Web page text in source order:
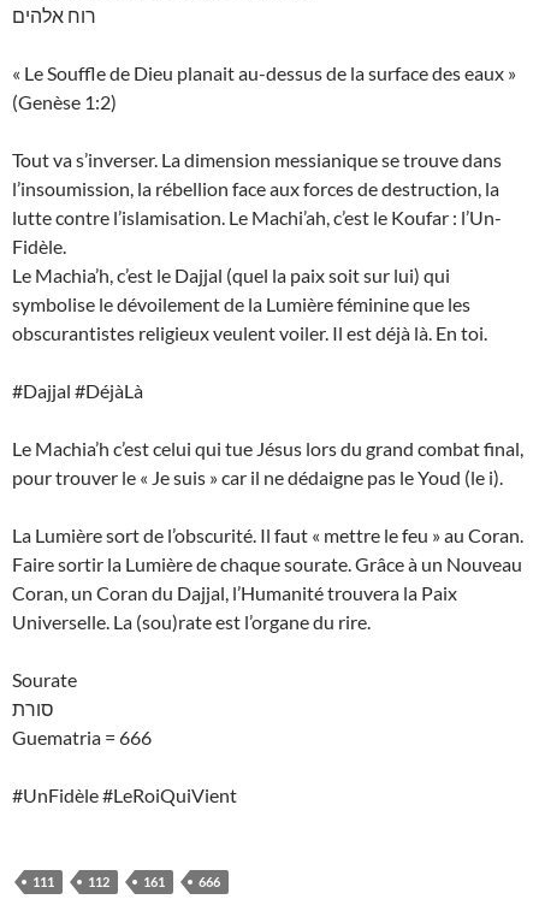
רוח אלהים
« Le Souffle de Dieu planait au-dessus de la surface des eaux »
(Genèse 1:2)
Tout va s’inverser. La dimension messianique se trouve dans
l’insoumission, la rébellion face aux forces de destruction, la
lutte contre l’islamisation. Le Machi’ah, c’est le Koufar : l’Un-
Fidèle.
Le Machia’h, c’est le Dajjal (quel la paix soit sur lui) qui
symbolise le dévoilement de la Lumière féminine que les
obscurantistes religieux veulent voiler. Il est déjà là. En toi.
#Dajjal #DéjàLà
Le Machia’h c’est celui qui tue Jésus lors du grand combat final,
pour trouver le « Je suis » car il ne dédaigne pas le Youd (le i).
La Lumière sort de l’obscurité. Il faut « mettre le feu » au Coran.
Faire sortir la Lumière de chaque sourate. Grâce à un Nouveau
Coran, un Coran du Dajjal, l’Humanité trouvera la Paix
Universelle. La (sou)rate est l’organe du rire.
Sourate
סורת
Guematria = 666
#UnFidèle #LeRoiQuiVient
111 112 161 666